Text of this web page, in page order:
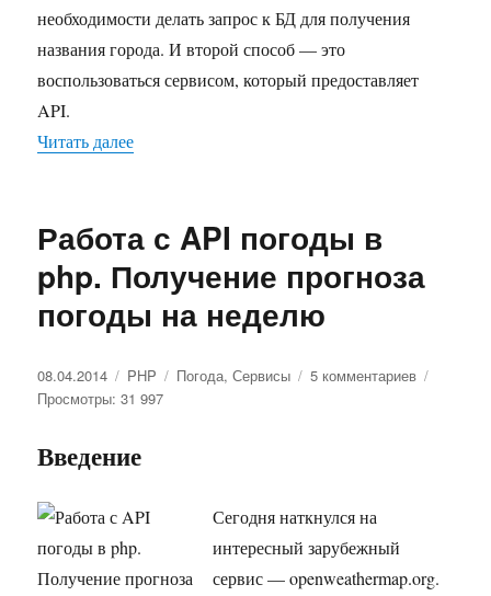
необходимости делать запрос к БД для получения
названия города. И второй способ — это
воспользоваться сервисом, который предоставляет
API.
Читать далее
Работа с API погоды в
php. Получение прогноза
погоды на неделю
Опубликовано
08.04.2014 Рубрики
PHP Метки
Погода,Сервисы 5 комментариев
прогноза
Просмотры: 31 997
Введение
Сегодня наткнулся на
интересный зарубежный
сервис — openweathermap.org.